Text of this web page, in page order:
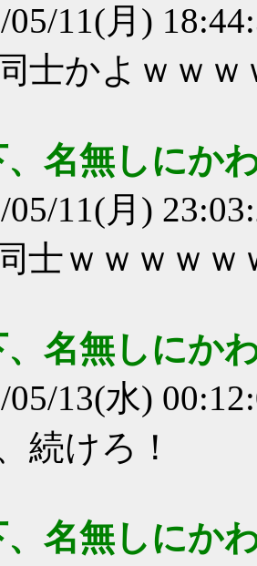
05/11(月)
士かよｗｗｗ
、名無しにか
05/11(月)
士ｗｗｗｗｗ
、名無しにか
05/13(水)
続けろ！
、名無しにか